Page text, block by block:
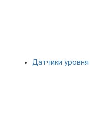
Датчики уровня